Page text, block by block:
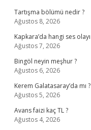
Tartışma bölümü nedir ?
Ağustos 8, 2026
Kapkara’da hangi ses
Ağustos 7, 2026
Bingöl neyin meşhur ?
Ağustos 6, 2026
Kerem Galatasaray’da mı ?
Ağustos 5, 2026
Avans faizi kaç TL ?
Ağustos 4, 2026